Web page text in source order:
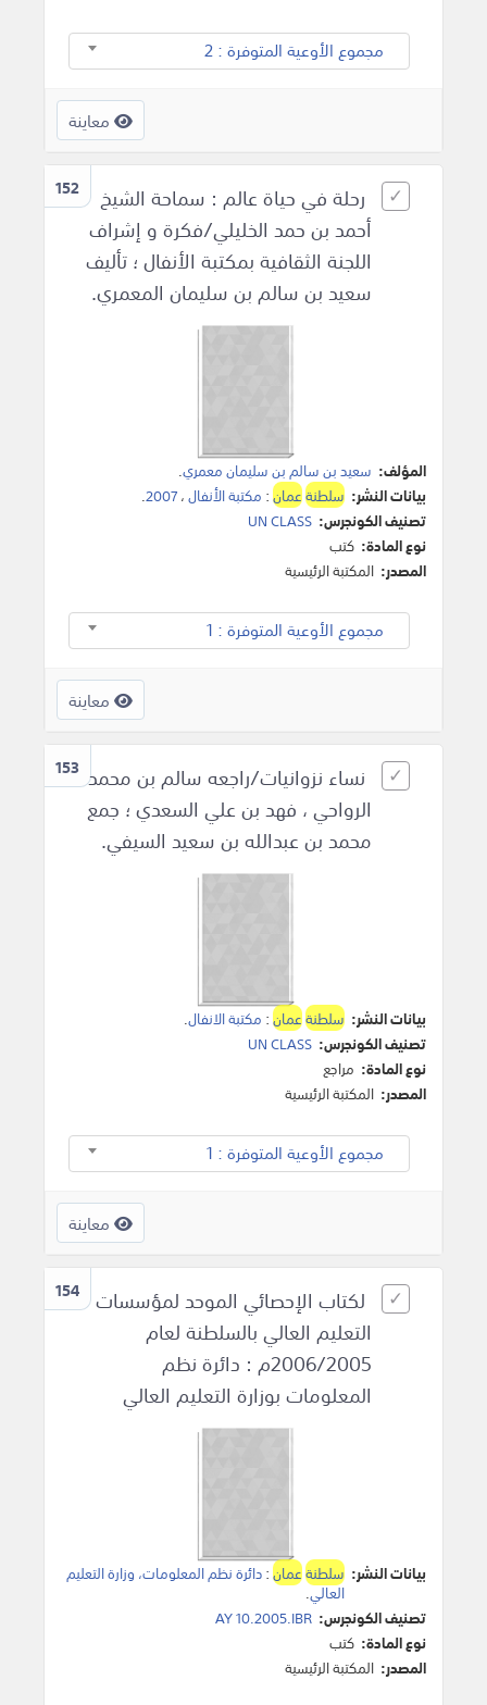
مجموع الأوعية المتوفرة : 2
معاينة
152
رحلة في حياة عالم : سماحة الشيخ
أحمد بن حمد الخليلي/فكرة و إشراف
اللجنة الثقافية بمكتبة الأنفال ؛ تأليف
سعيد بن سالم بن سليمان المعمري.
المؤلف: سعيد بن سالم بن سليمان معمري.
بيانات النشر: سلطنةعمان: مكتبة الأنفال،2007
.
تصنيف الكونجرس: UN CLASS
نوع المادة: كتب
المصدر: المكتبة الرئيسية
مجموع الأوعية المتوفرة : 1
معاينة
153 نساء نزوانيات/راجعه سالم بن محمد
الرواحي ، فهد بن علي السعدي ؛ جمع
محمد بن عبدالله بن سعيد السيفي.
بيانات النشر: سلطنةعمان: مكتبة الانفال.
تصنيف الكونجرس: UN CLASS
نوع المادة: مراجع
المصدر: المكتبة الرئيسية
مجموع الأوعية المتوفرة : 1
معاينة
154 لكتاب الإحصائي الموحد لمؤسسات
التعليم العالي بالسلطنة لعام
2006/2005م : دائرة نظم
المعلومات بوزارة التعليم العالي
بيانات النشر: سلطنةعمان:دائرة نظم المعلومات، وزارة التعليم
العالي.
تصنيف الكونجرس: AY 10.2005.IBR
نوع المادة: كتب
المصدر: المكتبة الرئيسية